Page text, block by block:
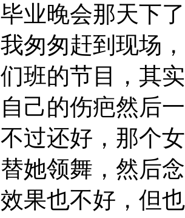
毕业晚会那天下
我匆匆赶到现场
们班的节目，其
自己的伤疤然后
不过还好，那个
替她领舞，然后
效果也不好，但